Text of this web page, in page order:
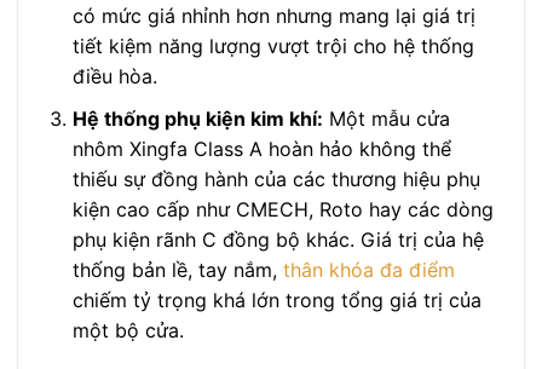
có mức giá nhỉnh hơn nhưng mang lại giá trị
tiết kiệm năng lượng vượt trội cho hệ thống
điều hòa.
Hệ thống phụ kiện kim khí: Một mẫu cửa
nhôm Xingfa Class A hoàn hảo không thể
thiếu sự đồng hành của các thương hiệu phụ
kiện cao cấp như CMECH, Roto hay các dòng
phụ kiện rãnh C đồng bộ khác. Giá trị của hệ
thống bản lề, tay nắm, thân khóa đa điểm
chiếm tỷ trọng khá lớn trong tổng giá trị của
một bộ cửa.